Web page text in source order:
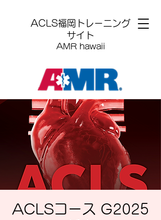
​ACLS福岡トレーニング
サイト
AMR hawaii
ACLSコース G2025